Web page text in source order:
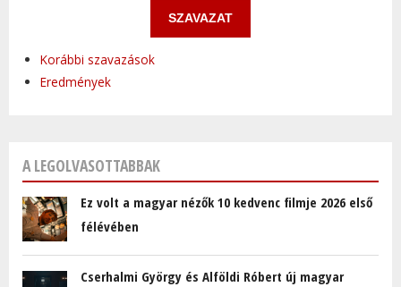
Korábbi szavazások
Eredmények
A LEGOLVASOTTABBAK
Ez volt a magyar nézők 10 kedvenc filmje 2026 első
félévében
Cserhalmi György és Alföldi Róbert új magyar